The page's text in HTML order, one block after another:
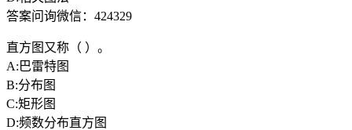
答案问询微信：424329
直方图又称（ ）。
A:巴雷特图
B:分布图
C:矩形图
D:频数分布直方图